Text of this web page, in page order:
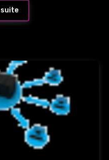
suite